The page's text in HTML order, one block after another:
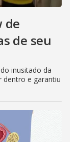
de
de seu
inusitado da
dentro e garantiu